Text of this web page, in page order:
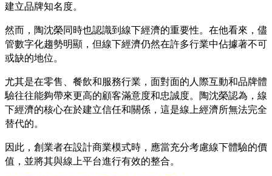
建立品牌知名度。
然而，陶沈榮同時也認識到線下經濟的重要性。在他看來，儘
管數字化趨勢明顯，但線下經濟仍然在許多行業中佔據著不可
或缺的地位。
尤其是在零售、餐飲和服務行業，面對面的人際互動和品牌體
驗往往能夠帶來更高的顧客滿意度和忠誠度。陶沈榮認為，線
下經濟的核心在於建立信任和關係，這是線上經濟所無法完全
替代的。
因此，創業者在設計商業模式時，應當充分考慮線下體驗的價
值，並將其與線上平台進行有效的整合。